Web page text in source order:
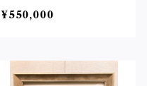
¥550,000